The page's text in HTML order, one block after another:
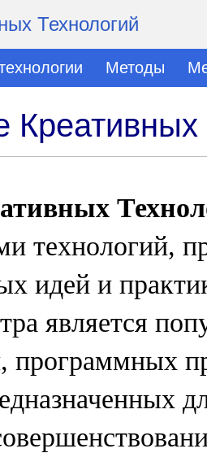
Технологий
Методы
Креативных
технологий,
идей и
является
программных